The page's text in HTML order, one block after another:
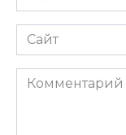
*
Сайт
Комментарий